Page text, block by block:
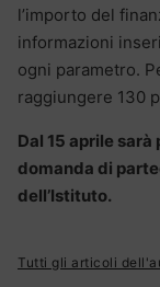
l’importo del
informazioni
ogni parametro.
raggiungere 130
Dal 15 aprile
domanda di
dell’Istituto.
Tutti gli articoli